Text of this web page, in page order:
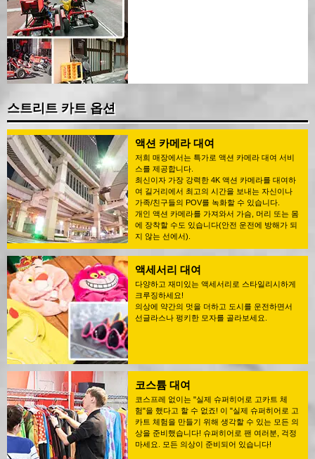
스트리트 카트 옵션
액션 카메라 대여
저희 매장에서는 특가로 액션 카메라 대여 서비
스를 제공합니다.
최신이자 가장 강력한 4K 액션 카메라를 대여하
여 길거리에서 최고의 시간을 보내는 자신이나
가족/친구들의 POV를 녹화할 수 있습니다.
개인 액션 카메라를 가져와서 가슴, 머리 또는 몸
에 장착할 수도 있습니다(안전 운전에 방해가 되
지 않는 선에서).
액세서리 대여
다양하고 재미있는 액세서리로 스타일리시하게
크루징하세요!
의상에 약간의 멋을 더하고 도시를 운전하면서
선글라스나 펑키한 모자를 골라보세요.
코스튬 대여
코스프레 없이는 "실제 슈퍼히어로 고카트 체
험"을 했다고 할 수 없죠! 이 "실제 슈퍼히어로 고
카트 체험을 만들기 위해 생각할 수 있는 모든 의
상을 준비했습니다! 슈퍼히어로 팬 여러분, 걱정
마세요. 모든 의상이 준비되어 있습니다!